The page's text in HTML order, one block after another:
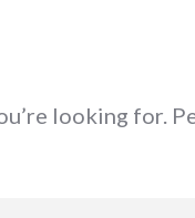
looking for.